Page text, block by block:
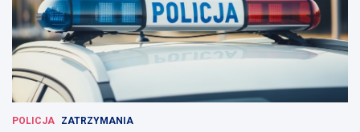
POLICJA ZATRZYMANIA